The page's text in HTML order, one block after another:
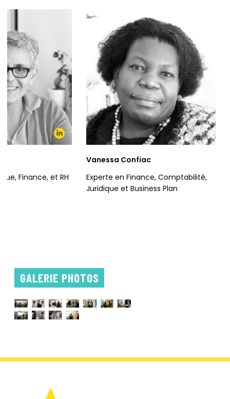
Finance, et RH
Vanessa Confiac
Experte en Finance, Comptabilité,
Juridique et Business Plan
GALERIE PHOTOS